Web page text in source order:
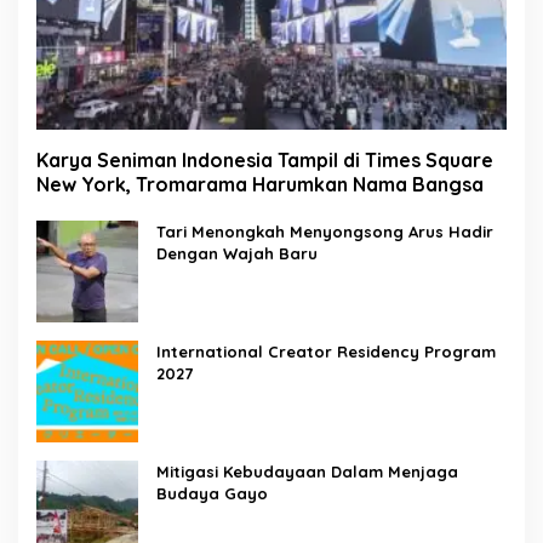
Karya Seniman Indonesia Tampil di Times Square
New York, Tromarama Harumkan Nama Bangsa
Tari Menongkah Menyongsong Arus Hadir
Dengan Wajah Baru
International Creator Residency Program
2027
Mitigasi Kebudayaan Dalam Menjaga
Budaya Gayo